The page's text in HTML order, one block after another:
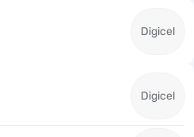
Digicel
Digicel